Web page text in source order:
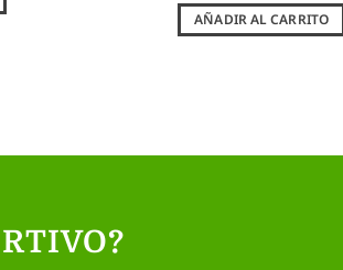
AÑADIR AL CARRITO